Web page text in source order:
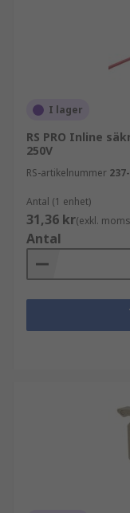
säkringsklämmor,
plug-on-
metoder för att
I lager
RS PRO Inline
250V
RS-artikelnummer
Antal (1 enhet)
31,36 kr(exkl.
Antal